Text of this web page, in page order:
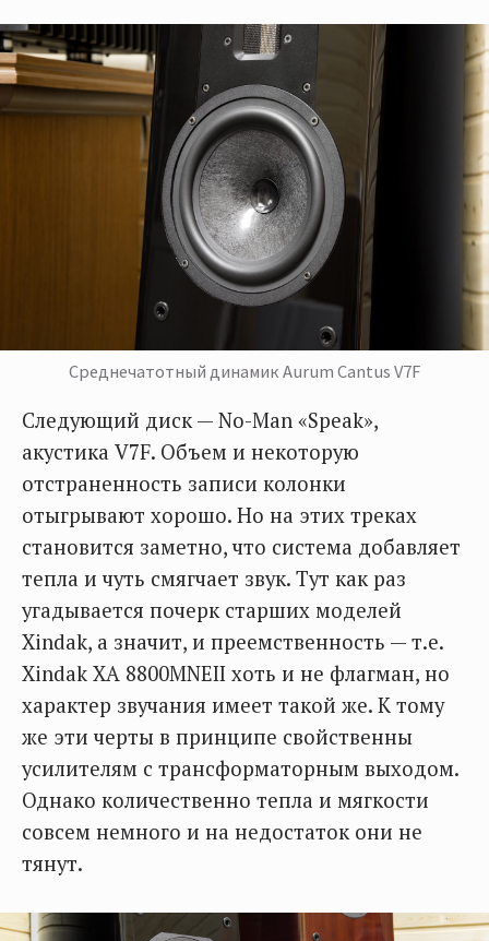
Среднечатотный динамик Aurum Cantus V7F
Следующий диск — No-Man ‎«Speak»,
акустика V7F. Объем и некоторую
отстраненность записи колонки
отыгрывают хорошо. Но на этих треках
становится заметно, что система добавляет
тепла и чуть смягчает звук. Тут как раз
угадывается почерк старших моделей
Xindak, а значит, и преемственность — т.е.
Xindak XA 8800MNEII хоть и не флагман, но
характер звучания имеет такой же. К тому
же эти черты в принципе свойственны
усилителям с трансформаторным выходом.
Однако количественно тепла и мягкости
совсем немного и на недостаток они не
тянут.